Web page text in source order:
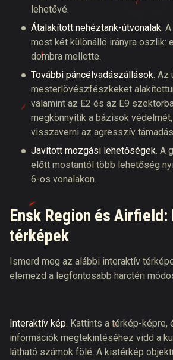
lehetővé.
Átalakított nehéztank-útvonalak.
most két különálló irányra oszlik:
dombra mellette.
További páncélvadászállások. Az
mesterlövészfészkeket
valamint az E2 és az E9
megkönnyítik a bázisok
visszaverni az agresszív
Javított mozgási lehetőségek. A
előtt mostantól több lehetőség
6-os vonalakon.
Ensk Region és
térképek
Ismerd meg az alábbi interaktív
elemezd a legfontosabb harctéri
Interaktív kép. Kattints a térkép-képre,
információk megtekintéséhez vidd a
látható számok fölé. A kistérkép